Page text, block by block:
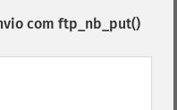
com ftp_nb_put()